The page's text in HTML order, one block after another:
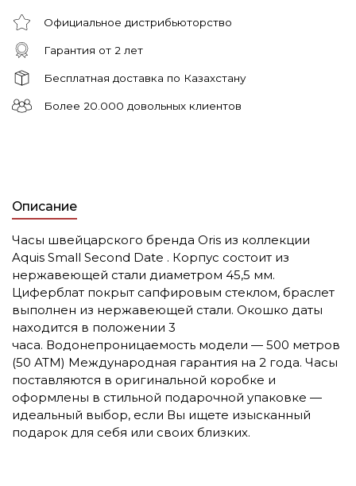
Официальное дистрибьюторство
Гарантия от 2 лет
Бесплатная доставка по Казахстану
Более 20.000 довольных клиентов
Описание
Часы швейцарского бренда Oris из коллекции
Aquis Small Second Date . Корпус состоит из
нержавеющей стали диаметром 45,5 мм.
Циферблат покрыт сапфировым стеклом, браслет
выполнен из нержавеющей стали. Окошко даты
находится в положении 3
часа. Водонепроницаемость модели — 500 метров
(50 АТМ) Международная гарантия на 2 года. Часы
поставляются в оригинальной коробке и
оформлены в стильной подарочной упаковке —
идеальный выбор, если Вы ищете изысканный
подарок для себя или своих близких.